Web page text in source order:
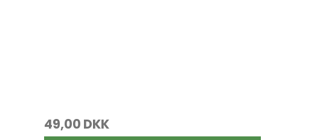
49,00 DKK